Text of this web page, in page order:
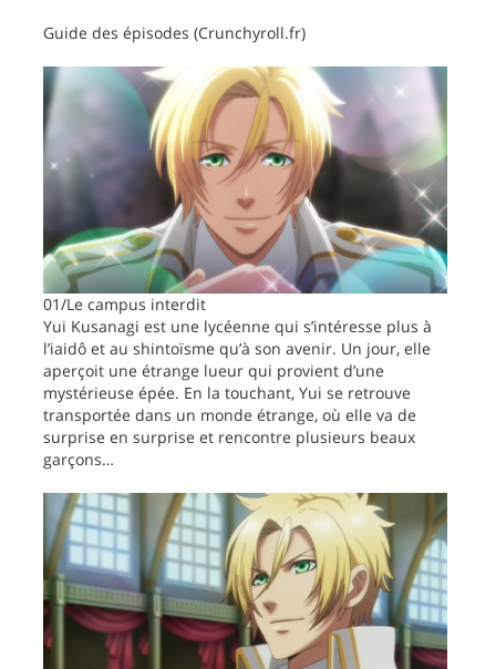
Guide des épisodes (Crunchyroll.fr)
01/Le campus interdit
Yui Kusanagi est une lycéenne qui s’intéresse plus à
l’iaidô et au shintoïsme qu’à son avenir. Un jour, elle
aperçoit une étrange lueur qui provient d’une
mystérieuse épée. En la touchant, Yui se retrouve
transportée dans un monde étrange, où elle va de
surprise en surprise et rencontre plusieurs beaux
garçons…